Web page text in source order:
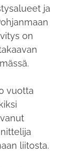
ja
on
vuotta
liitosta.